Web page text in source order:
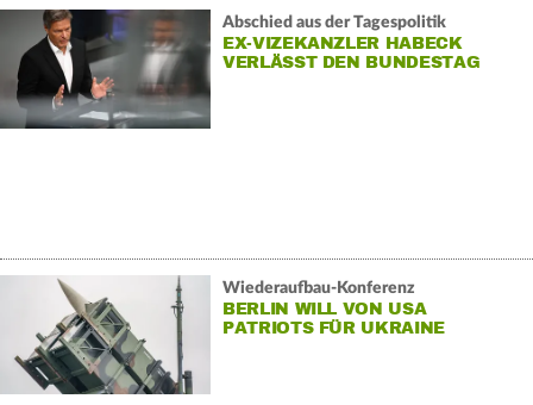
Abschied aus der Tagespolitik
EX-VIZEKANZLER HABECK
VERLÄSST DEN BUNDESTAG
Wiederaufbau-Konferenz
BERLIN WILL VON USA
PATRIOTS FÜR UKRAINE